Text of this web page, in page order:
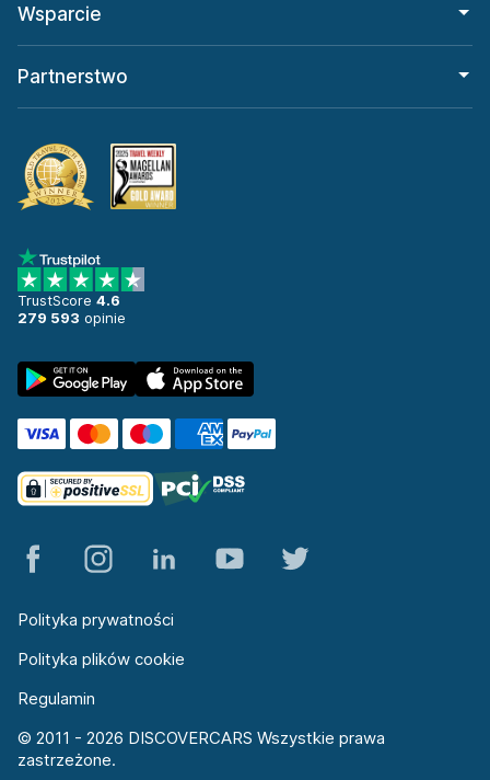
Wsparcie
Partnerstwo
TrustScore 4.6
279 593 opinie
© 2011 - 2026 DISCOVERCARS Wszystkie prawa
zastrzeżone.
Polityka prywatności
Polityka plików cookie
Regulamin